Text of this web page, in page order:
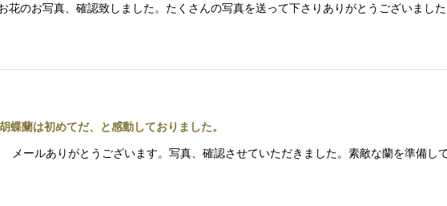
お写真、確認致しました。たくさんの写真を送って下さりありがとうございまし
蝶蘭は初めてだ、と感動しておりました。
ルありがとうございます。写真、確認させていただきました。素敵な蘭を準備し